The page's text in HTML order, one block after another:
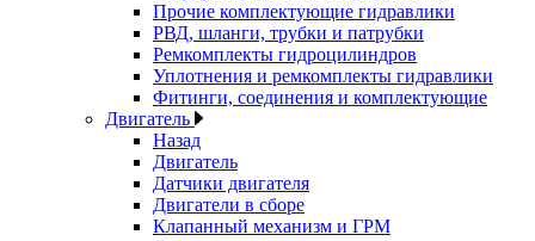
Прочие комплектующие гидравлики
РВД, шланги, трубки и патрубки
Ремкомплекты гидроцилиндров
Уплотнения и ремкомплекты гидравлики
Фитинги, соединения и комплектующие
Двигатель
Назад
Двигатель
Датчики двигателя
Двигатели в сборе
Клапанный механизм и ГРМ